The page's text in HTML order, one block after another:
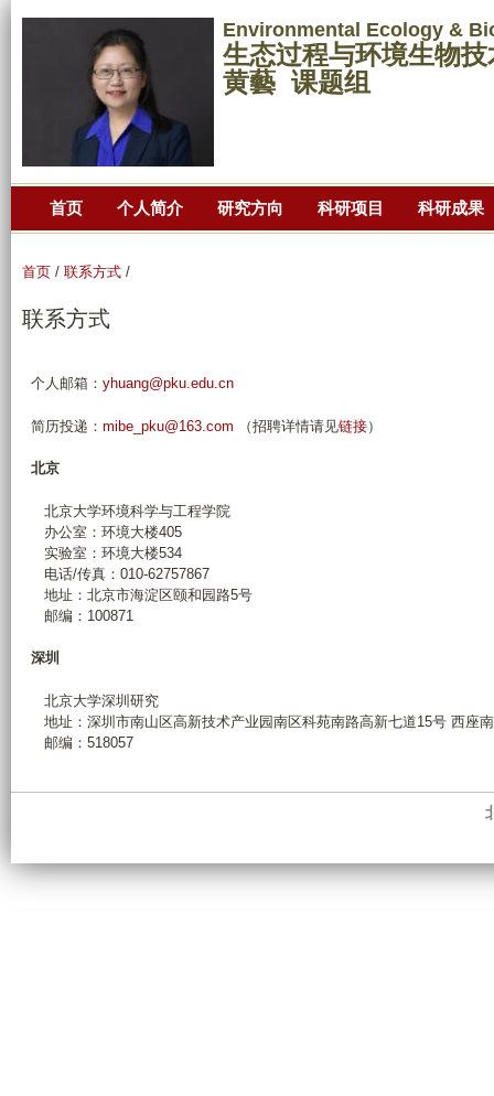
转
到
主
要
Environmental Ecology &
生态过程与环境生物
黄藝 课题组
首页 个人简介 研究方向 科研项目 科研成果
首页 / 联系方式 /
联系方式
个人邮箱： yhuang@pku.edu.cn
简历投递： mibe_pku@163.com （招聘详情请见链接）
北京
北京大学环境科学与工程学院
办公室：环境大楼405
实验室：环境大楼534
电话/传真：010-62757867
地址：北京市海淀区颐和园路5号
邮编：100871
深圳
北京大学深圳研究
地址：深圳市南山区高新技术产业园南区科苑南路高新七道15号 西座
邮编：518057